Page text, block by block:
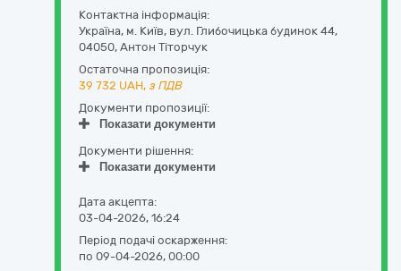
Контактна інформація:
Україна, м. Київ, вул. Глибочицька будинок 44,
04050, Антон Тіторчук
Остаточна пропозиція:
39 732 UAH, з ПДВ
Документи пропозиції:
Показати документи
Документи рішення:
Показати документи
Дата акцепта:
03-04-2026, 16:24
Період подачі оскарження:
по 09-04-2026, 00:00